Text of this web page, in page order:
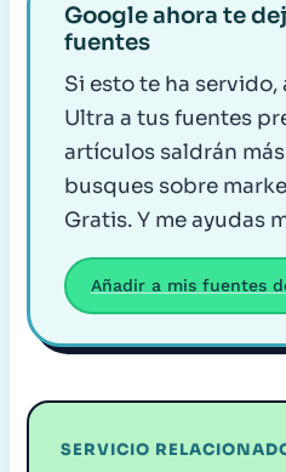
Google ahora te
fuentes
Si esto te ha
Ultra a tus fuentes
artículos saldrán
busques sobre
Gratis. Y me ayudas
Añadir a mis fuentes
SERVICIO